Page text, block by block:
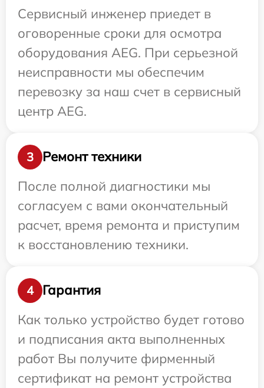
Сервисный инженер приедет в
оговоренные сроки для осмотра
оборудования AEG. При серьезной
неисправности мы обеспечим
перевозку за наш счет в сервисный
центр AEG.
3
Ремонт техники
После полной диагностики мы
согласуем с вами окончательный
расчет, время ремонта и приступим
к восстановлению техники.
4
Гарантия
Как только устройство будет готово
и подписания акта выполненных
работ Вы получите фирменный
сертификат на ремонт устройства